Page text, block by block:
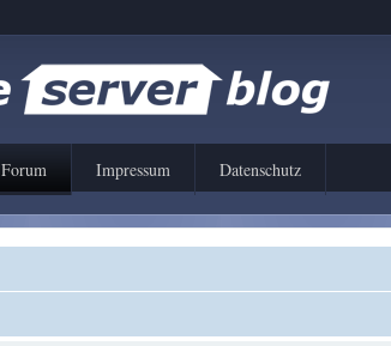
Forum Impressum Datenschutz